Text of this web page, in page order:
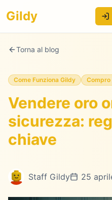
Gildy
Torna al blog
Come Funziona Gildy Compro
Vendere oro
sicurezza:
chiave
Staff Gildy 25